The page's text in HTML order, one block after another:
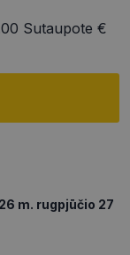
Sutaupote €
m. rugpjūčio 27